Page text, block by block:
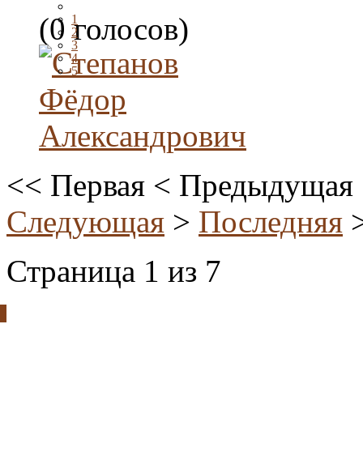
1
2
3
4
5
(0 голосов)
<< Первая < Предыдущая
Следующая > Последняя
Страница 1 из 7